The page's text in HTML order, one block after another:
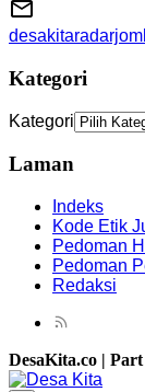
Kategori
Kategori
Laman
Indeks
Kode Etik
Pedoman
Pedoman
Redaksi
DesaKita.co |